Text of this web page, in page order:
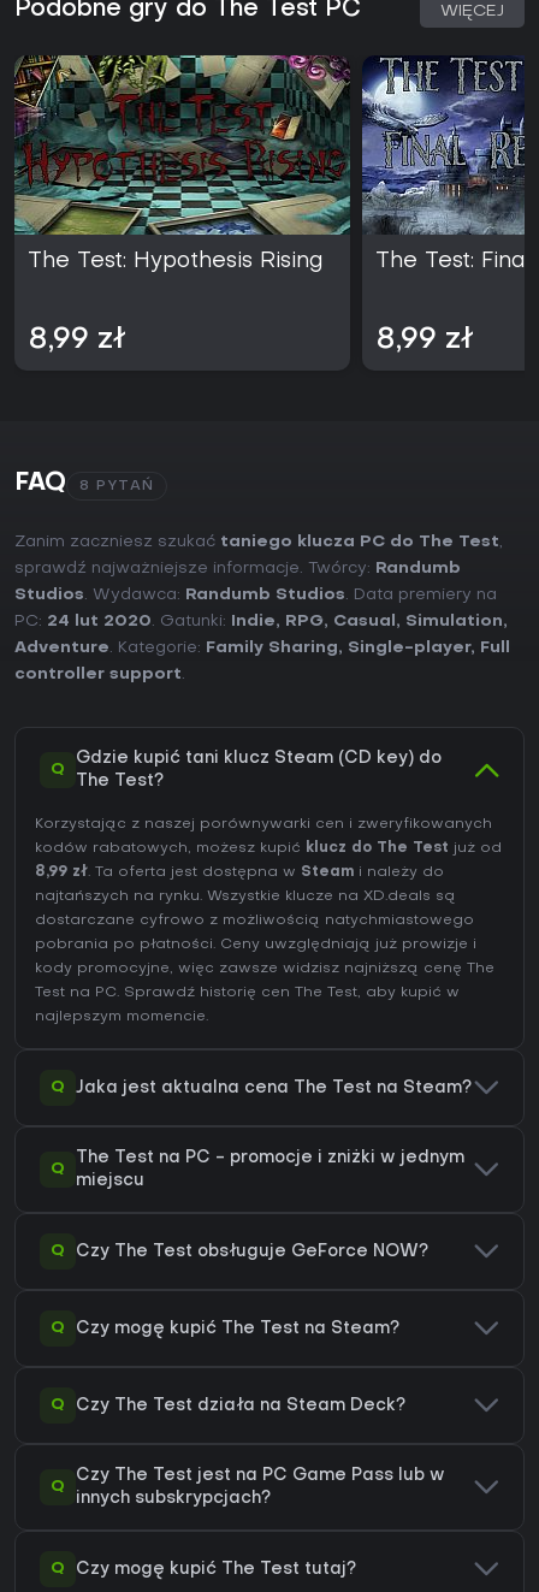
Podobne gry do The Test PC WIĘCEJ
The Test: Hypothesis Rising
8,99 zł
The Test:
8,99 zł
FAQ 8 PYTAŃ
Zanim zaczniesz szukać taniego klucza PC do The Test,
sprawdź najważniejsze informacje. Twórcy:
Randumb
Studios. Wydawca: Randumb Studios. Data premiery na
PC: 24 lut 2020. Gatunki: Indie, RPG, Casual , Simulation,
Adventure. Kategorie: Family Sharing, Single-player,
Full
controller support.
Q
Gdzie kupić tani klucz Steam (CD key) do
The Test?
Korzystając z naszej porównywarki cen i zweryfikowanych
kodów rabatowych, możesz kupić klucz do The Test już od
8,99 zł. Ta oferta jest dostępna w Steam i należy do
najtańszych na rynku. Wszystkie klucze na XD.deals są
dostarczane cyfrowo z możliwością natychmiastowego
pobrania po płatności. Ceny uwzględniają już prowizje i
kody promocyjne, więc zawsze widzisz najniższą cenę The
Test na PC. Sprawdź historię cen The Test, aby kupić w
najlepszym momencie.
Q Jaka jest aktualna cena The Test na Steam?
Q
The Test na PC - promocje i zniżki w jednym
miejscu
Q Czy The Test obsługuje GeForce NOW?
Q Czy mogę kupić The Test na Steam?
Q Czy The Test działa na Steam Deck?
Q
Czy The Test jest na PC Game Pass lub w
innych subskrypcjach?
Q Czy mogę kupić The Test tutaj?